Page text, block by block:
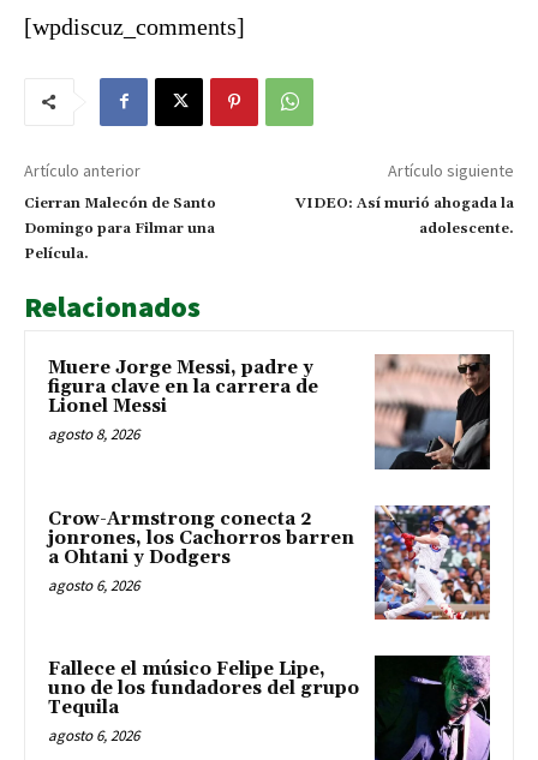
[wpdiscuz_comments]
Artículo anterior
Cierran Malecón de Santo
Domingo para Filmar una
Película.
Artículo siguiente
VIDEO: Así murió ahogada la
adolescente.
Relacionados
Muere Jorge Messi, padre y
figura clave en la carrera de
Lionel Messi
agosto 8, 2026
Crow-Armstrong conecta 2
jonrones, los Cachorros barren
a Ohtani y Dodgers
agosto 6, 2026
Fallece el músico Felipe Lipe,
uno de los fundadores del grupo
Tequila
agosto 6, 2026